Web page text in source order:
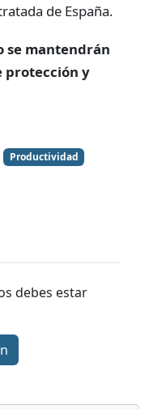
de España.
se mantendrán
protección y
Productividad
debes estar